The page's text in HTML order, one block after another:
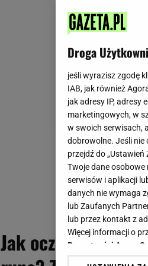
Jak oczyścić
Droga
jeśli wyrazisz zgodę
IAB, jak również
jak adresy IP, adresy
marketingowych, w
w swoich serwisach,
dobrowolne. Jeśli nie
przejdź do
Twoje dane
serwisów i aplikacji
danych nie wymaga
lub Zaufanych
lub przez kontakt z
Więcej informacji o
Prywatności Agora